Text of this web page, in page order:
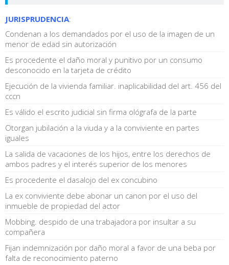
JURISPRUDENCIA:
Condenan a los demandados por el uso de la imagen de un
menor de edad sin autorización
Es procedente el daño moral y punitivo por un consumo
desconocido en la tarjeta de crédito
Ejecución de la vivienda familiar. inaplicabilidad del art. 456 del
cccn
Es válido el escrito judicial sin firma ológrafa de la parte
Otorgan jubilación a la viuda y a la conviviente en partes
iguales
La salida de vacaciones de los hijos, entre los derechos de
ambos padres y el interés superior de los menores
Es procedente el dasalojo del ex concubino
La ex conviviente debe abonar un canon por el uso del
inmueble de propiedad del actor
Mobbing. despido de una trabajadora por insultar a su
compañera
Fijan indemnización por daño moral a favor de una beba por
falta de reconocimiento paterno